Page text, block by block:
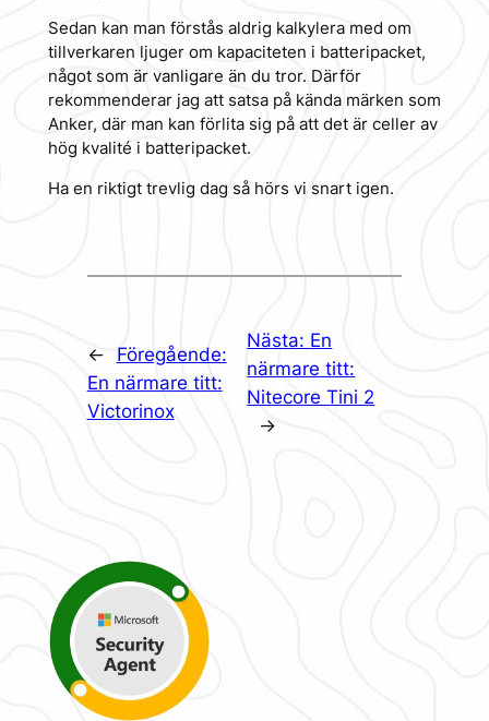
Sedan kan man förstås aldrig kalkylera med om
tillverkaren ljuger om kapaciteten i batteripacket,
något som är vanligare än du tror. Därför
rekommenderar jag att satsa på kända märken som
Anker, där man kan förlita sig på att det är celler av
hög kvalité i batteripacket.
Ha en riktigt trevlig dag så hörs vi snart igen.
←
Föregående:
En närmare titt:
Victorinox
Nästa: En
närmare titt:
Nitecore Tini 2
→